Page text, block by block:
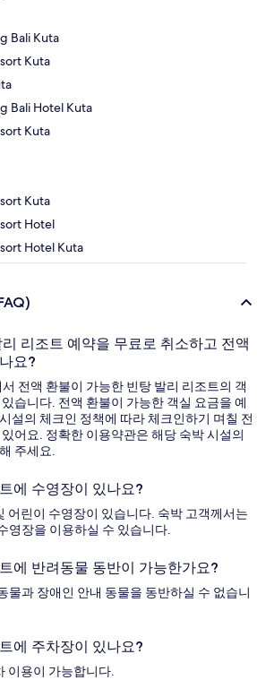
Bali Kuta
Kuta
Bali Hotel Kuta
Kuta
Kuta
Hotel
Hotel Kuta
리조트 예약을 무료로 취소하고 전액
요?
전액 환불이 가능한 빈탕 발리 리조트의 객
습니다. 전액 환불이 가능한 객실 요금을 예
설의 체크인 정책에 따라 체크인하기 며칠 전
어요. 정확한 이용약관은 해당 숙박 시설의
주세요.
에 수영장이 있나요?
어린이 수영장이 있습니다. 숙박 고객께서는
영장을 이용하실 수 있습니다.
에 반려동물 동반이 가능한가요?
물과 장애인 안내 동물을 동반하실 수 없습니
에 주차장이 있나요?
이용이 가능합니다.